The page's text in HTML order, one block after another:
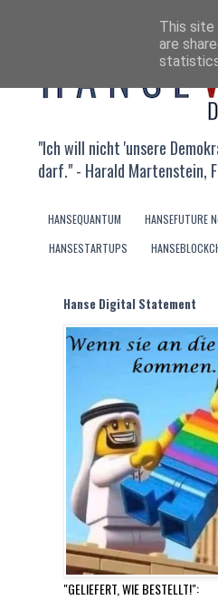
"Ich will nicht 'unsere
darf." - Harald Martenstein,
HANSEQUANTUM HANSEFUTURE
HANSESTARTUPS
Hanse Digital Statement
"GELIEFERT, WIE BESTELLT!":
This site
are